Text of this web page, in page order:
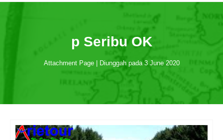
p Seribu OK
Attachment Page | Diunggah pada 3 June 2020